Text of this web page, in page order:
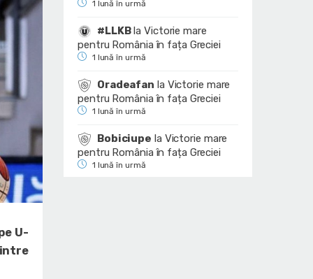
U-
1 lună în urmă
#LLKBlaVictorie mare
pentru România în fața Greciei
1 lună în urmă
Oradeafan la Victorie mare
pentru România în fața Greciei
1 lună în urmă
Bobiciupe la Victorie mare
pentru România în fața Greciei
1 lună în urmă